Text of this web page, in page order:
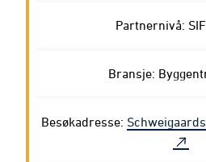
Partnernivå:
Bransje:
Besøkadresse: